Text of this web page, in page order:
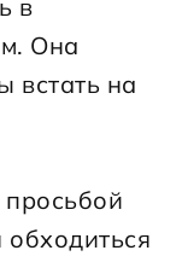
в
Она
встать на